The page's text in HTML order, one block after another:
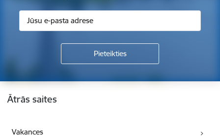
Kājene
Ātrās saites
Vakances